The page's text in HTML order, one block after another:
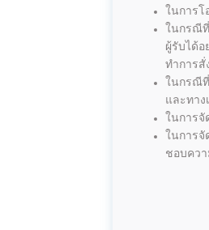
ในการ
ในกรณี
ผู้รับได้
ทำการสั่
ในกรณี
และทา
ในการ
ในการ
ชอบควา